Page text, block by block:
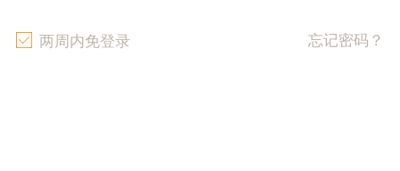
两周内免登录 忘记密码？